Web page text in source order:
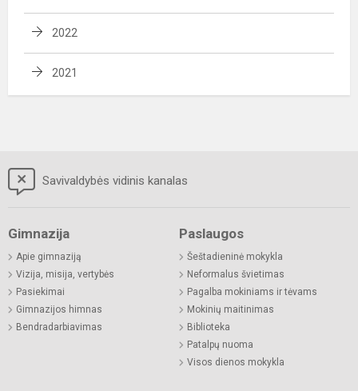
2022
2021
Savivaldybės vidinis kanalas
Gimnazija
Apie gimnaziją
Vizija, misija, vertybės
Pasiekimai
Gimnazijos himnas
Bendradarbiavimas
Paslaugos
Šeštadieninė mokykla
Neformalus švietimas
Pagalba mokiniams ir tėvams
Mokinių maitinimas
Biblioteka
Patalpų nuoma
Visos dienos mokykla